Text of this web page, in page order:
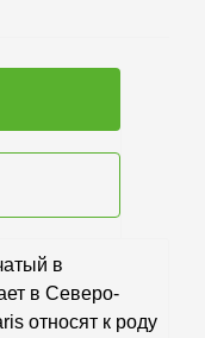
в
в Северо-
относят к роду